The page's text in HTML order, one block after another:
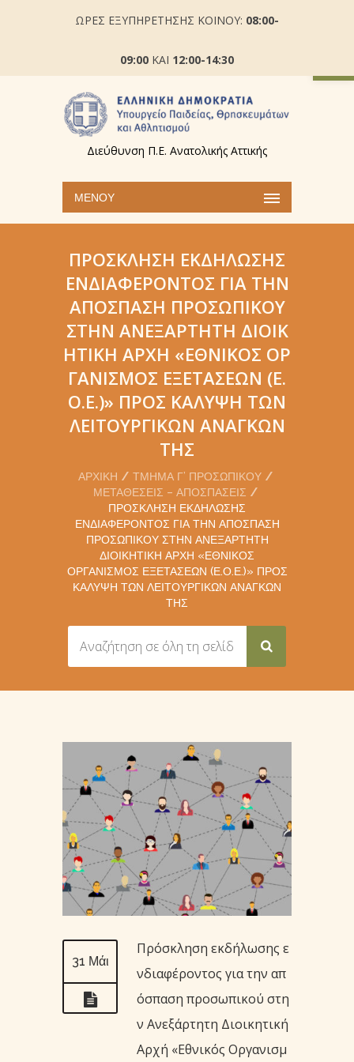
ΩΡΕΣ ΕΞΥΠΗΡΕΤΗΣΗΣ ΚΟΙΝΟΥ: 08:00-
09:00 ΚΑΙ 12:00-14:30
Διεύθυνση Π.Ε. Ανατολικής Αττικής
ΜΕΝΟΎ
ΠΡΌΣΚΛΗΣΗ ΕΚΔΉΛΩΣΗΣ
ΕΝΔΙΑΦΈΡΟΝΤΟΣ ΓΙΑ ΤΗΝ
ΑΠΌΣΠΑΣΗ ΠΡΟΣΩΠΙΚΟΎ
ΣΤΗΝ ΑΝΕΞΆΡΤΗΤΗ ΔΙΟΙΚ
ΗΤΙΚΉ ΑΡΧΉ «ΕΘΝΙΚΌΣ ΟΡ
ΓΑΝΙΣΜΌΣ ΕΞΕΤΆΣΕΩΝ (Ε.
Ο.Ε.)» ΠΡΟΣ ΚΆΛΥΨΗ ΤΩΝ
ΛΕΙΤΟΥΡΓΙΚΏΝ ΑΝΑΓΚΏΝ
ΤΗΣ
ΑΡΧΙΚΉ
ΤΜΉΜΑ Γ’ ΠΡΟΣΩΠΙΚΟΎ
ΜΕΤΑΘΈΣΕΙΣ – ΑΠΟΣΠΆΣΕΙΣ
ΠΡΌΣΚΛΗΣΗ ΕΚΔΉΛΩΣΗΣ
ΕΝΔΙΑΦΈΡΟΝΤΟΣ ΓΙΑ ΤΗΝ ΑΠΌΣΠΑΣΗ
ΠΡΟΣΩΠΙΚΟΎ ΣΤΗΝ ΑΝΕΞΆΡΤΗΤΗ
ΔΙΟΙΚΗΤΙΚΉ ΑΡΧΉ «ΕΘΝΙΚΌΣ
ΟΡΓΑΝΙΣΜΌΣ ΕΞΕΤΆΣΕΩΝ (Ε.Ο.Ε.)» ΠΡΟΣ
ΚΆΛΥΨΗ ΤΩΝ ΛΕΙΤΟΥΡΓΙΚΏΝ ΑΝΑΓΚΏΝ
ΤΗΣ
31 Μάι
Πρόσκληση εκδήλωσης ε
νδιαφέροντος για την απ
όσπαση προσωπικού στη
ν Ανεξάρτητη Διοικητική
Αρχή «Εθνικός Οργανισμ